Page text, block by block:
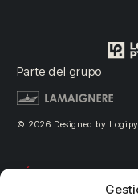
Parte del grupo
© 2026 Designed by
PÁGINAS LEGALES